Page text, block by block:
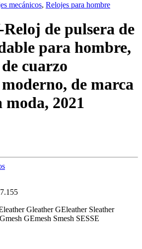
mecánicos, Relojes para hombre
de pulsera de
para hombre,
cuarzo
de marca
2021
leather Gleather GEleather Sleather
mesh GEmesh Smesh SESSE